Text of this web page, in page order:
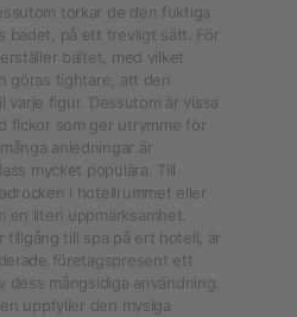
torkar de den fuktiga
badet, på ett trevligt sätt. För
bältet, med vilket
göras tightare, att den
varje figur. Dessutom är vissa
fickor som ger utrymme för
anledningar är
mycket populära. Till
i hotellrummet eller
en liten uppmärksamhet.
tillgång till spa på ert hotell, är
företagspresent ett
dess mångsidiga användning.
uppfyller den mysiga